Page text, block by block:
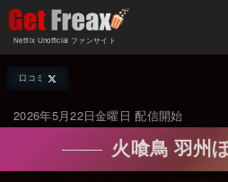
Netflix Unofficial ファンサイト
Netflix新着
海外
配信終了予
海外ドラマ
口コミ
2026年5月22日金曜日 配信開始
火喰鳥 羽州